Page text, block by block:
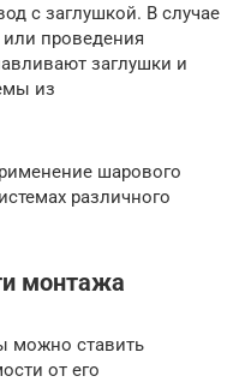
с заглушкой. В случае
проведения
заглушки и
из
шарового
различного
монтажа
можно ставить
от его